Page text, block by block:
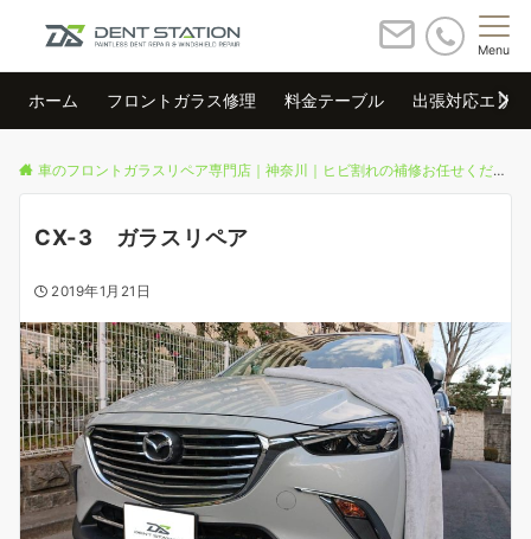
Menu
ホーム フロントガラス修理 料金テーブル 出張対応エリア
車のフロントガラスリペア専門店｜神奈川｜ヒビ割れの補修お任せください
CX-3 ガラスリペア
2019年1月21日